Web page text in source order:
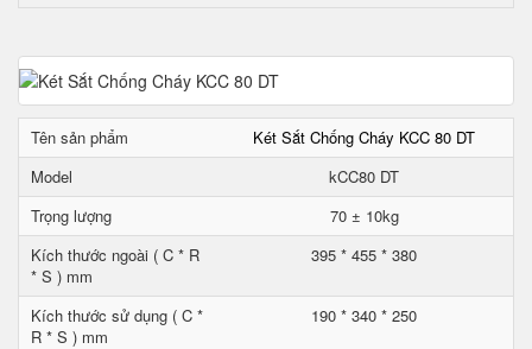
Tên sản phẩm
Két Sắt Chống Cháy KCC 80 DT
Model
kCC80 DT
Trọng lượng
70 ± 10kg
Kích thước ngoài ( C * R
* S ) mm
395 * 455 * 380
Kích thước sử dụng ( C *
R * S ) mm
190 * 340 * 250